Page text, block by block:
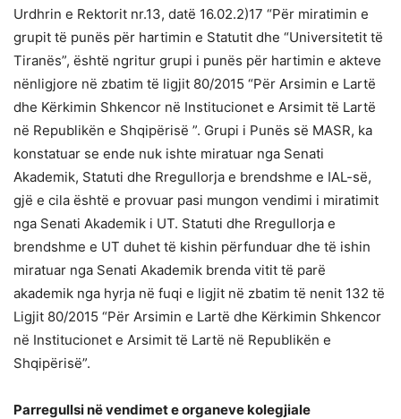
Urdhrin e Rektorit nr.13, datë 16.02.2)17 “Për miratimin e
grupit të punës për hartimin e Statutit dhe “Universitetit të
Tiranës”, është ngritur grupi i punës për hartimin e akteve
nënligjore në zbatim të ligjit 80/2015 “Për Arsimin e Lartë
dhe Kërkimin Shkencor në Institucionet e Arsimit të Lartë
në Republikën e Shqipërisë ”. Grupi i Punës së MASR, ka
konstatuar se ende nuk ishte miratuar nga Senati
Akademik, Statuti dhe Rregullorja e brendshme e IAL-së,
gjë e cila është e provuar pasi mungon vendimi i miratimit
nga Senati Akademik i UT. Statuti dhe Rregullorja e
brendshme e UT duhet të kishin përfunduar dhe të ishin
miratuar nga Senati Akademik brenda vitit të parë
akademik nga hyrja në fuqi e ligjit në zbatim të nenit 132 të
Ligjit 80/2015 “Për Arsimin e Lartë dhe Kërkimin Shkencor
në Institucionet e Arsimit të Lartë në Republikën e
Shqipërisë”.
Parregullsi në vendimet e organeve kolegjiale